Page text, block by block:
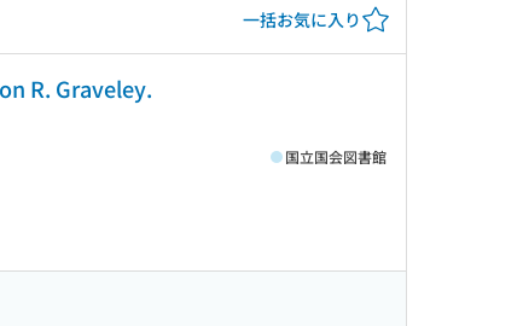
一括お気に入り
R. Graveley.
国立国会図書館